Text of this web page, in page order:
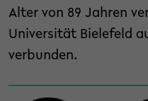
Alter von 89 Jahren
Universität Bielefeld
verbunden.